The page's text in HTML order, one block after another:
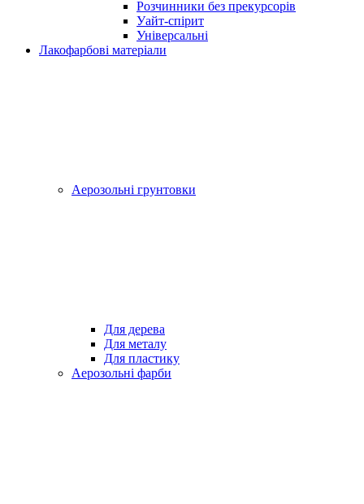
Розчинники без прекурсорів
Уайт-спірит
Універсальні
Лакофарбові матеріали
Аерозольні грунтовки
Для дерева
Для металу
Для пластику
Аерозольні фарби